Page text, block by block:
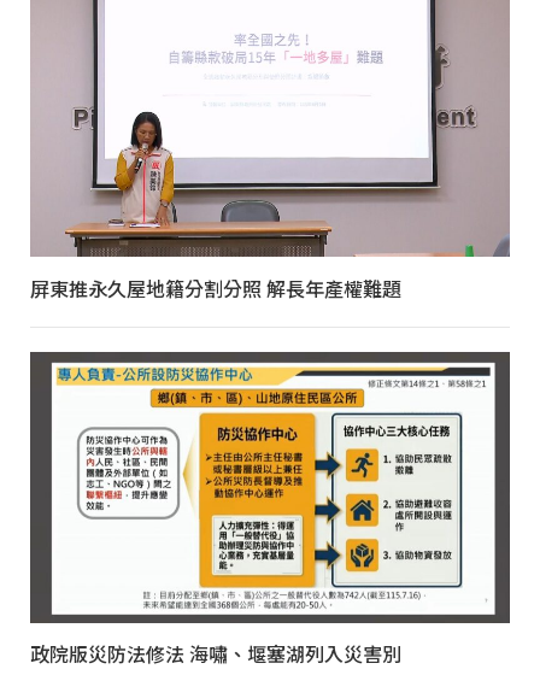
屏東推永久屋地籍分割分照 解長年產權難題
政院版災防法修法 海嘯、堰塞湖列入災害別